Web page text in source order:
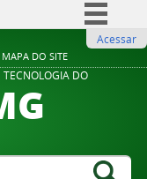
MAPA DO SITE
BR
Participe
Legislação
Acessar
TECNOLOGIA DO